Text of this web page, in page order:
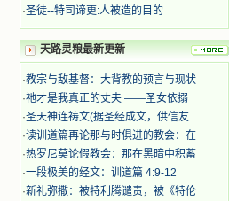
选取了最美的色彩；当他们的一生在
我面前展开时，我是多么的惊奇、兴
奋啊！当我读到他们为主而受人逼
迫、凌辱，为将福音广传而被人追杀
时，我为他们的在天之灵祈祷，我哭
着，为自已的同胞带给他们的苦难而
哀号。我一遍遍地重读那一行行被我
的斑斑泪痕弄得模糊不清的字句，那
中国的传教士，我多么爱你们啊！我
心中流淌着多少感激的泪水。 他
们受苦却觉得喜乐，因为他们爱主，
·圣徒--特司谛更:人被造的目的
天路灵粮最新更新
·教宗与敌基督：大背教的预言与现状
·祂才是我真正的丈夫 ——圣女依搦
·圣天神连祷文(据圣经成文，供信友
·读训道篇再论那与时俱进的教会：在
·热罗尼莫论假教会：那在黑暗中积蓄
·一段极美的经文：训道篇 4:9-12
·新礼弥撒：被特利腾谴责，被《特伦